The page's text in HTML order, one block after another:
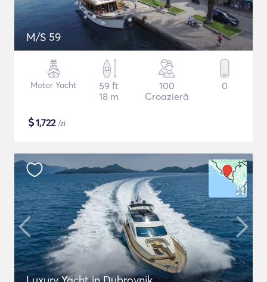
M/S 59
Motor Yacht
59 ft
18 m
100
Croazieră
0
$1,722/zi